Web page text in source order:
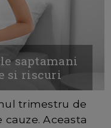
saptamani
si riscuri
trimestru de
Aceasta